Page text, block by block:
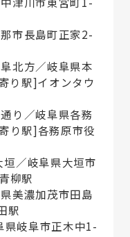
市長島町正家2-
北方／岐阜県本
り駅]イオンタウ
り／岐阜県各務
駅]各務原市役
垣／岐阜県大垣市
柳駅
美濃加茂市田島
駅
県岐阜市正木中1-